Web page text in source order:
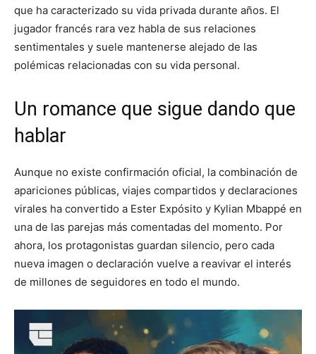
que ha caracterizado su vida privada durante años. El
jugador francés rara vez habla de sus relaciones
sentimentales y suele mantenerse alejado de las
polémicas relacionadas con su vida personal.
Un romance que sigue dando que
hablar
Aunque no existe confirmación oficial, la combinación de
apariciones públicas, viajes compartidos y declaraciones
virales ha convertido a Ester Expósito y Kylian Mbappé en
una de las parejas más comentadas del momento. Por
ahora, los protagonistas guardan silencio, pero cada
nueva imagen o declaración vuelve a reavivar el interés
de millones de seguidores en todo el mundo.